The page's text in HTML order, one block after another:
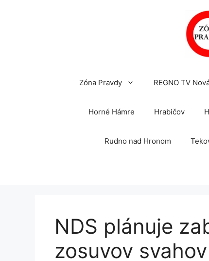
Zóna Pravdy REGNO TV
Horné Hámre Hrabičov
Rudno nad Hronom
NDS plánuje
zosuvov